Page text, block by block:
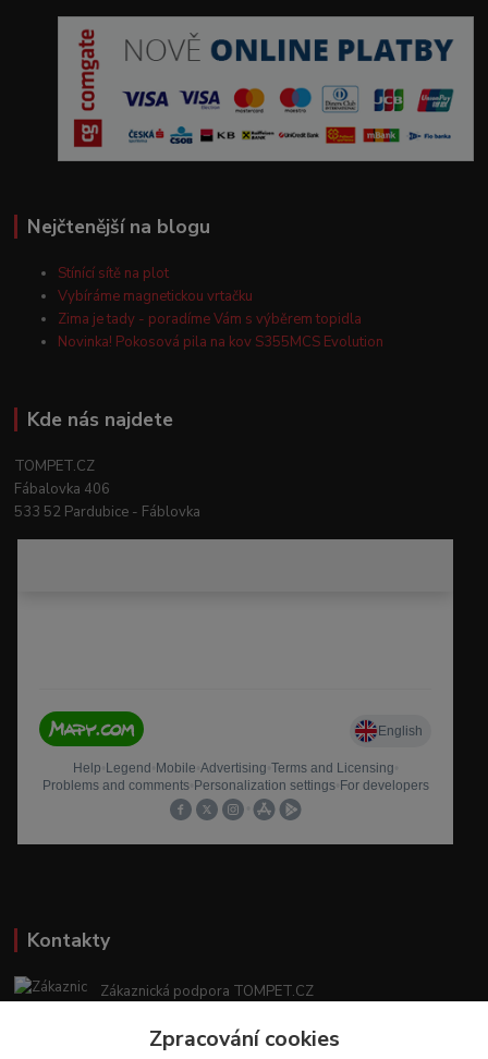
Nejčtenější na blogu
Stínící sítě na plot
Vybíráme magnetickou vrtačku
Zima je tady - poradíme Vám s výběrem topidla
Novinka! Pokosová pila na kov S355MCS Evolution
Kde nás najdete
TOMPET.CZ
Fábalovka 406
533 52 Pardubice - Fáblovka
Kontakty
Zákaznická podpora TOMPET.CZ
(Po-Ne, 8-20 hod.)
Zpracování cookies